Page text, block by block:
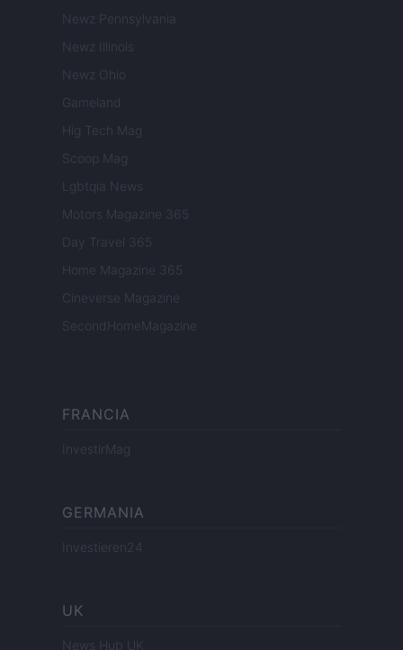
Newz Pennsylvania
Newz Illinois
Newz Ohio
Gameland
Hig Tech Mag
Scoop Mag
Lgbtqia News
Motors Magazine 365
Day Travel 365
Home Magazine 365
Cineverse Magazine
SecondHomeMagazine
FRANCIA
InvestirMag
GERMANIA
Investieren24
UK
News Hub UK